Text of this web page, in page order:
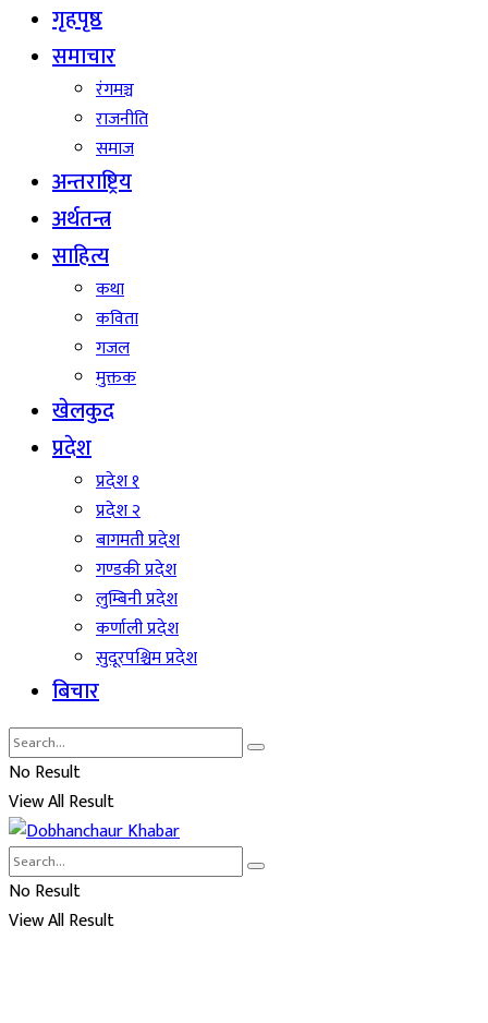
गृहपृष्ठ
समाचार
रंगमञ्च
राजनीति
समाज
अन्तराष्ट्रिय
अर्थतन्त्र
साहित्य
कथा
कविता
गजल
मुक्तक
खेलकुद
प्रदेश
प्रदेश १
प्रदेश २
बागमती प्रदेश
गण्डकी प्रदेश
लुम्बिनी प्रदेश
कर्णाली प्रदेश
सुदूरपश्चिम प्रदेश
बिचार
No Result
View All Result
No Result
View All Result